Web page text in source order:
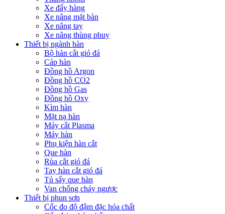
Xe đẩy hàng
Xe nâng mặt bàn
Xe nâng tay
Xe nâng thùng phuy
Thiết bị ngành hàn
Bộ hàn cắt gió đá
Cáp hàn
Đồng hồ Argon
Đồng hồ CO2
Đồng hồ Gas
Đồng hồ Oxy
Kìm hàn
Mặt nạ hàn
Máy cắt Plasma
Máy hàn
Phụ kiện hàn cắt
Que hàn
Rùa cắt gió đá
Tay hàn cắt gió đá
Tủ sấy que hàn
Van chống cháy ngược
Thiết bị phun sơn
Cốc đo độ đậm đặc hóa chất